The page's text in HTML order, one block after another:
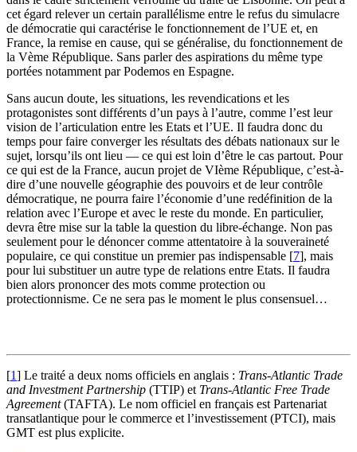
cet égard relever un certain parallélisme entre le refus du simulacre
de démocratie qui caractérise le fonctionnement de l’UE et, en
France, la remise en cause, qui se généralise, du fonctionnement de
la Vème République. Sans parler des aspirations du même type
portées notamment par Podemos en Espagne.
Sans aucun doute, les situations, les revendications et les
protagonistes sont différents d’un pays à l’autre, comme l’est leur
vision de l’articulation entre les Etats et l’UE. Il faudra donc du
temps pour faire converger les résultats des débats nationaux sur le
sujet, lorsqu’ils ont lieu — ce qui est loin d’être le cas partout. Pour
ce qui est de la France, aucun projet de VIème République, c’est-à-
dire d’une nouvelle géographie des pouvoirs et de leur contrôle
démocratique, ne pourra faire l’économie d’une redéfinition de la
relation avec l’Europe et avec le reste du monde. En particulier,
devra être mise sur la table la question du libre-échange. Non pas
seulement pour le dénoncer comme attentatoire à la souveraineté
populaire, ce qui constitue un premier pas indispensable [7], mais
pour lui substituer un autre type de relations entre Etats. Il faudra
bien alors prononcer des mots comme protection ou
protectionnisme. Ce ne sera pas le moment le plus consensuel…
[1] Le traité a deux noms officiels en anglais : Trans-Atlantic Trade
and Investment Partnership (TTIP) et Trans-Atlantic Free Trade
Agreement(TAFTA). Le nom officiel en français est Partenariat
transatlantique pour le commerce et l’investissement (PTCI), mais
GMT est plus explicite.